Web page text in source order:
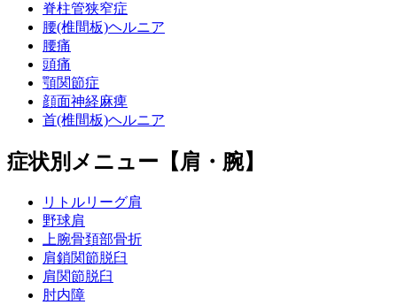
脊柱管狭窄症
腰(椎間板)ヘルニア
腰痛
頭痛
顎関節症
顔面神経麻痺
首(椎間板)ヘルニア
症状別メニュー【肩・腕】
リトルリーグ肩
野球肩
上腕骨頚部骨折
肩鎖関節脱臼
肩関節脱臼
肘内障